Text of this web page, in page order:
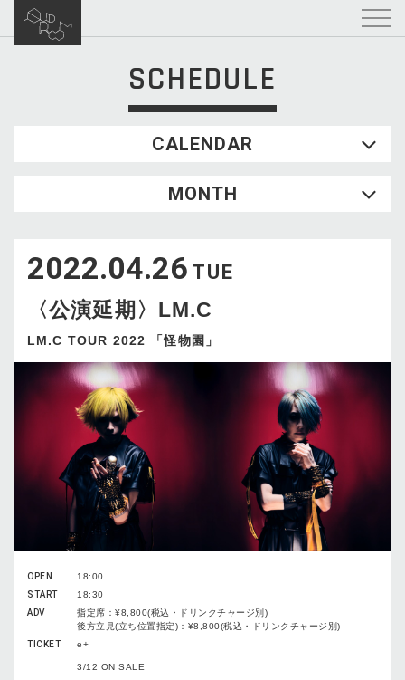
SCHEDULE
CALENDAR
WED
2
3 4 5
16
17 18 19
23
24 25 26
30
31
MONTH
2022.04.26 TUE
〈公演延期〉LM.C
LM.C TOUR 2022 「怪物園」
OPEN
18:00
START
18:30
ADV
指定席：¥8,800(税込・ドリンクチャージ別)
後方立見(立ち位置指定)：¥8,800(税込・ドリンクチャージ別)
TICKET
e+
3/12 ON SALE